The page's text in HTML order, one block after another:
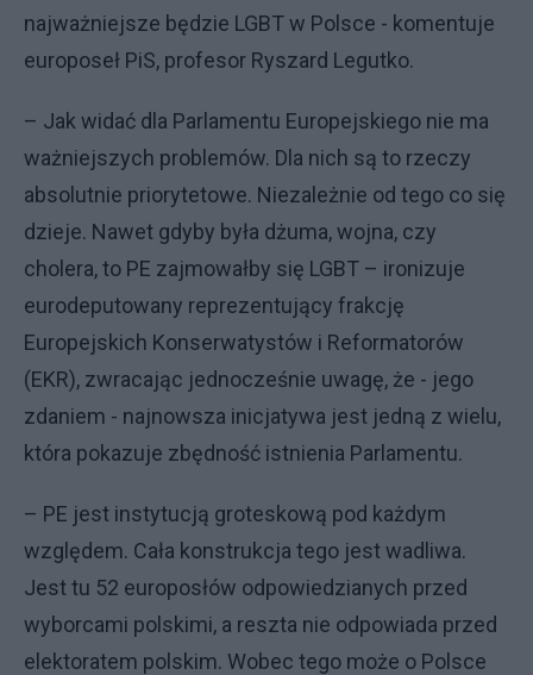
najważniejsze będzie LGBT w Polsce - komentuje
europoseł PiS, profesor Ryszard Legutko.
– Jak widać dla Parlamentu Europejskiego nie ma
ważniejszych problemów. Dla nich są to rzeczy
absolutnie priorytetowe. Niezależnie od tego co się
dzieje. Nawet gdyby była dżuma, wojna, czy
cholera, to PE zajmowałby się LGBT – ironizuje
eurodeputowany reprezentujący frakcję
Europejskich Konserwatystów i Reformatorów
(EKR), zwracając jednocześnie uwagę, że - jego
zdaniem - najnowsza inicjatywa jest jedną z wielu,
która pokazuje zbędność istnienia Parlamentu.
– PE jest instytucją groteskową pod każdym
względem. Cała konstrukcja tego jest wadliwa.
Jest tu 52 europosłów odpowiedzianych przed
wyborcami polskimi, a reszta nie odpowiada przed
elektoratem polskim. Wobec tego może o Polsce